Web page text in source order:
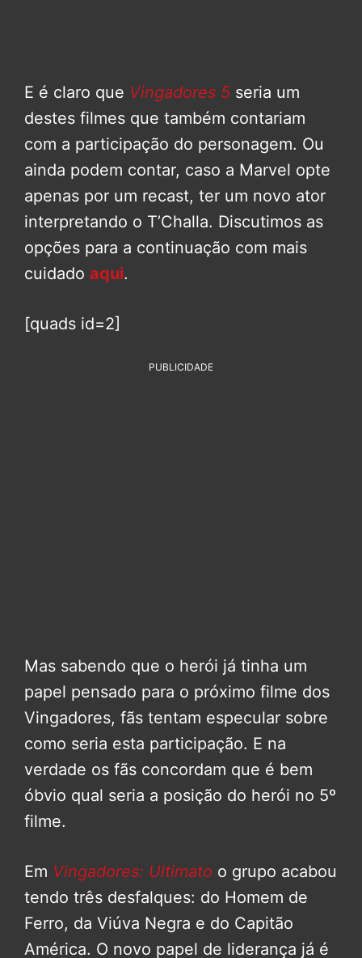
E é claro que Vingadores 5 seria um
destes filmes que também contariam
com a participação do personagem. Ou
ainda podem contar, caso a Marvel opte
apenas por um recast, ter um novo ator
interpretando o T’Challa. Discutimos as
opções para a continuação com mais
cuidado aqui.
[quads id=2]
PUBLICIDADE
Mas sabendo que o herói já tinha um
papel pensado para o próximo filme dos
Vingadores, fãs tentam especular sobre
como seria esta participação. E na
verdade os fãs concordam que é bem
óbvio qual seria a posição do herói no 5º
filme.
Em Vingadores: Ultimato o grupo acabou
tendo três desfalques: do Homem de
Ferro, da Viúva Negra e do Capitão
América. O novo papel de liderança já é